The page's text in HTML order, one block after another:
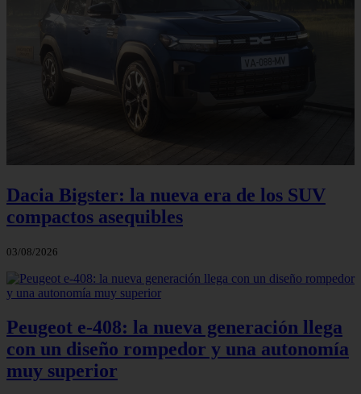
Dacia Bigster: la nueva era de los SUV
compactos asequibles
03/08/2026
Peugeot e-408: la nueva generación llega
con un diseño rompedor y una autonomía
muy superior